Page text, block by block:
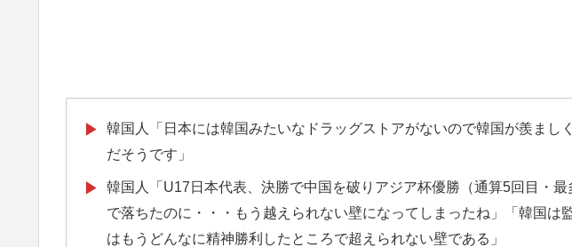
▶
韓国人「日本には韓国みたいなドラッグストアがないので韓国が羨まし
だそうです」
▶
韓国人「U17日本代表、決勝で中国を破りアジア杯優勝（通算5回目・
で落ちたのに・・・もう越えられない壁になってしまったね」「韓国は
はもうどんなに精神勝利したところで超えられない壁である」